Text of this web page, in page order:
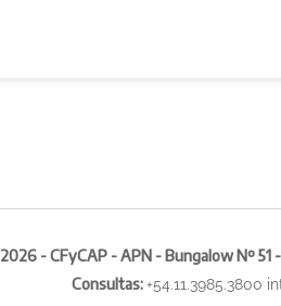
2026 - CFyCAP - APN - Bungalow Nº 51
Consultas:+54.11.3985.3800